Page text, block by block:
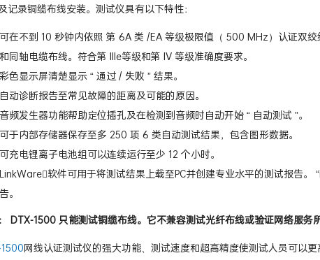
记录铜缆布线安装。测试仪具有以下特性：
可在不到 10 秒钟内依照 第 6A 类 /EA 等级极限值（ 500 MHz）认证双绞
和同轴电缆布线。符合第 IIIe等级和第 IV 等级准确度要求。
彩色显示屏清楚显示 “ 通过 / 失败 ” 结果。
自动诊断报告至常见故障的距离及可能的原因。
音频发生器功能帮助定位插孔及在检测到音频时自动开始 “ 自动测试 ”。
可于内部存储器保存至多 250 项 6 类自动测试结果，包含图形数据。
可充电锂离子电池组可以连续运行至少 12 个小时。
LinkWare软件可用于将测试结果上载至PC并创建专业水平的测试报告
告。
DTX-1500 只能测试铜缆布线。它不兼容测试光纤布线或验证网络服务
网线认证测试仪的强大功能、测试速度和超高精度使测试人员可以